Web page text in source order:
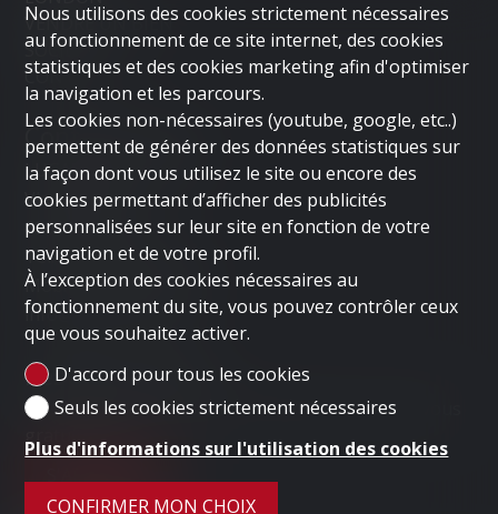
VENDRE UN BIEN
SOCIÉTÉ
CONTACT
Contactez-nous
LUGANO HOME SAGL
Via Nassa 3b
6900 Lugano
Tél. +41 91 235 58 56
Mob.+41 79 778 10 93
info@luganohome.ch
Restez connecté
Ne laissez aucun bien vous échapper, inscrivez-vous
gratuitement.
S'ABONNER
Nous utilisons des cookies strictement nécessaires
au fonctionnement de ce site internet, des cookies
statistiques et des cookies marketing afin d'optimiser
la navigation et les parcours.
Les cookies non-nécessaires (youtube, google, etc..)
permettent de générer des données statistiques sur
la façon dont vous utilisez le site ou encore des
cookies permettant d’afficher des publicités
personnalisées sur leur site en fonction de votre
navigation et de votre profil.
À l’exception des cookies nécessaires au
fonctionnement du site, vous pouvez contrôler ceux
que vous souhaitez activer.
D'accord pour tous les cookies
Seuls les cookies strictement nécessaires
Plus d'informations sur l'utilisation des cookies
CONFIRMER MON CHOIX